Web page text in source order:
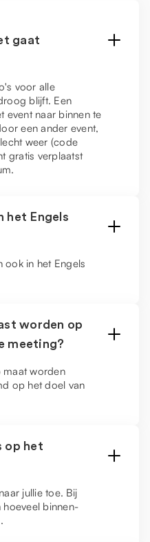
gaat
voor alle
blijft. Een
event naar binnen te
een ander event,
weer (code
gratis verplaatst
het Engels
ook in het Engels
worden op
meeting?
maat worden
op het doel van
op het
jullie toe. Bij
hoeveel binnen-